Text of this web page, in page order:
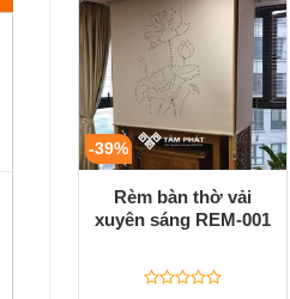
-39%
Rèm bàn thờ vải
xuyên sáng REM-001